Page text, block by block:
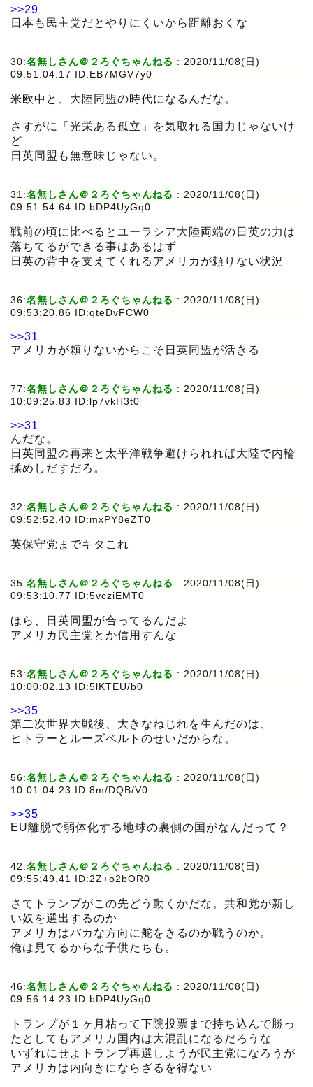
>>29
日本も民主党だとやりにくいから距離おくな
30:名無しさん＠２ろぐちゃんねる : 2020/11/08(日)
09:51:04.17 ID:EB7MGV7y0
米欧中と、大陸同盟の時代になるんだな。
さすがに「光栄ある孤立」を気取れる国力じゃないけ
ど
日英同盟も無意味じゃない。
31:名無しさん＠２ろぐちゃんねる : 2020/11/08(日)
09:51:54.64 ID:bDP4UyGq0
戦前の頃に比べるとユーラシア大陸両端の日英の力は
落ちてるができる事はあるはず
日英の背中を支えてくれるアメリカが頼りない状況
36:名無しさん＠２ろぐちゃんねる : 2020/11/08(日)
09:53:20.86 ID:qteDvFCW0
>>31
アメリカが頼りないからこそ日英同盟が活きる
77:名無しさん＠２ろぐちゃんねる : 2020/11/08(日)
10:09:25.83 ID:lp7vkH3t0
>>31
んだな。
日英同盟の再来と太平洋戦争避けられれば大陸で内輪
揉めしだすだろ。
32:名無しさん＠２ろぐちゃんねる : 2020/11/08(日)
09:52:52.40 ID:mxPY8eZT0
英保守党までキタこれ
35:名無しさん＠２ろぐちゃんねる : 2020/11/08(日)
09:53:10.77 ID:5vcziEMT0
ほら、日英同盟が合ってるんだよ
アメリカ民主党とか信用すんな
53:名無しさん＠２ろぐちゃんねる : 2020/11/08(日)
10:00:02.13 ID:5lKTEU/b0
>>35
第二次世界大戦後、大きなねじれを生んだのは、
ヒトラーとルーズベルトのせいだからな。
56:名無しさん＠２ろぐちゃんねる : 2020/11/08(日)
10:01:04.23 ID:8m/DQB/V0
>>35
EU離脱で弱体化する地球の裏側の国がなんだって？
42:名無しさん＠２ろぐちゃんねる : 2020/11/08(日)
09:55:49.41 ID:2Z+o2bOR0
さてトランプがこの先どう動くかだな。共和党が新し
い奴を選出するのか
アメリカはバカな方向に舵をきるのか戦うのか。
俺は見てるからな子供たちも。
46:名無しさん＠２ろぐちゃんねる : 2020/11/08(日)
09:56:14.23 ID:bDP4UyGq0
トランプが１ヶ月粘って下院投票まで持ち込んで勝っ
たとしてもアメリカ国内は大混乱になるだろうな
いずれにせよトランプ再選しようが民主党になろうが
アメリカは内向きにならざるを得ない